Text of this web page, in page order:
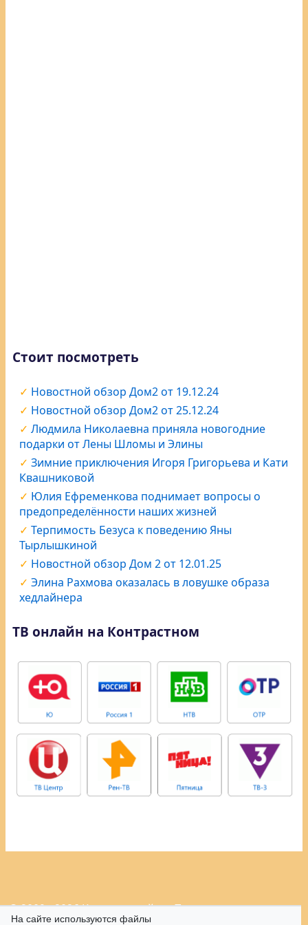
Стоит посмотреть
Новостной обзор Дом2 от 19.12.24
Новостной обзор Дом2 от 25.12.24
Людмила Николаевна приняла новогодние
подарки от Лены Шломы и Элины
Зимние приключения Игоря Григорьева и Кати
Квашниковой
Юлия Ефременкова поднимает вопросы о
предопределённости наших жизней
Терпимость Безуса к поведению Яны
Тырлышкиной
Новостной обзор Дом 2 от 12.01.25
Элина Рахмова оказалась в ловушке образа
хедлайнера
ТВ онлайн на Контрастном
© 2009 - 2026 Контрастный.ру.Политика
На сайте используются файлы